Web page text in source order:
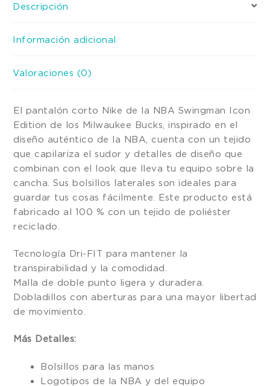
Descripción
Información adicional
Valoraciones (0)
El pantalón corto Nike de la NBA Swingman Icon
Edition de los Milwaukee Bucks, inspirado en el
diseño auténtico de la NBA, cuenta con un tejido
que capilariza el sudor y detalles de diseño que
combinan con el look que lleva tu equipo sobre la
cancha. Sus bolsillos laterales son ideales para
guardar tus cosas fácilmente. Este producto está
fabricado al 100 % con un tejido de poliéster
reciclado.
Tecnología Dri-FIT para mantener la
transpirabilidad y la comodidad.
Malla de doble punto ligera y duradera.
Dobladillos con aberturas para una mayor libertad
de movimiento.
Más Detalles:
Bolsillos para las manos
Logotipos de la NBA y del equipo